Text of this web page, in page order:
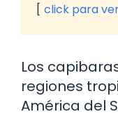
click para
Los
regiones
América del